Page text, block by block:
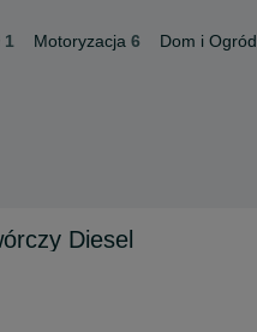
1 Motoryzacja 6 Dom i Ogród
Diesel